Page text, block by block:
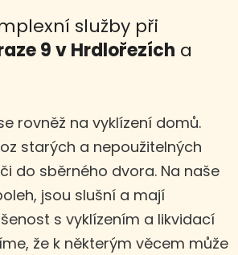
služby při
9 v Hrdlořezích a
rovněž na vyklízení domů.
starých a nepoužitelných
do sběrného dvora. Na naše
jsou slušní a mají
s vyklízením a likvidací
že k některým věcem může